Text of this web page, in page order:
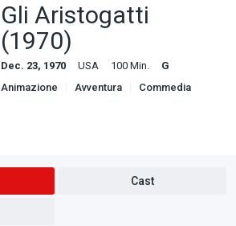
Gli Aristogatti
(1970)
Dec. 23, 1970 USA 100 Min.
G
Animazione
Avventura
Commedia
Cast